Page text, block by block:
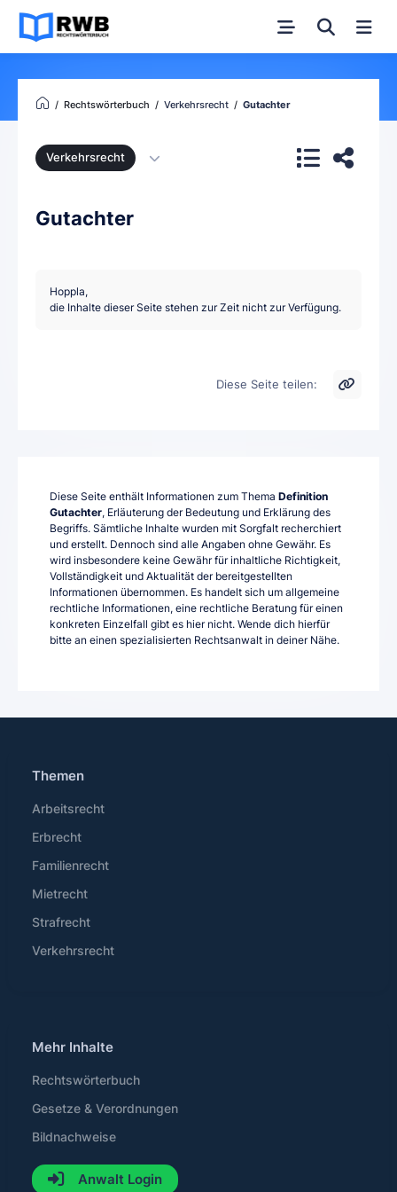
Rechtswörterbuch Verkehrsrecht Gutachter
Verkehrsrecht
Gutachter
Hoppla,
die Inhalte dieser Seite stehen zur Zeit nicht zur Verfügung.
Diese Seite teilen:
Diese Seite enthält Informationen zum Thema Definition
Gutachter, Erläuterung der Bedeutung und Erklärung des
Begriffs. Sämtliche Inhalte wurden mit Sorgfalt recherchiert
und erstellt. Dennoch sind alle Angaben ohne Gewähr. Es
wird insbesondere keine Gewähr für inhaltliche Richtigkeit,
Vollständigkeit und Aktualität der bereitgestellten
Informationen übernommen. Es handelt sich um allgemeine
rechtliche Informationen, eine rechtliche Beratung für einen
konkreten Einzelfall gibt es hier nicht. Wende dich hierfür
bitte an einen spezialisierten Rechtsanwalt in deiner Nähe.
Themen
Arbeitsrecht
Erbrecht
Familienrecht
Mietrecht
Strafrecht
Verkehrsrecht
Mehr Inhalte
Rechtswörterbuch
Gesetze & Verordnungen
Bildnachweise
Anwalt Login